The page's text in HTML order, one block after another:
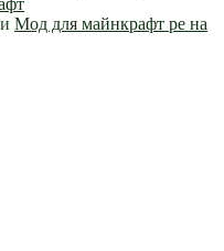
Мод для майнкрафт pe на